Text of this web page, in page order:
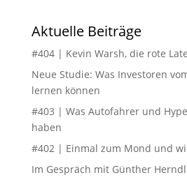
Aktuelle Beiträge
#404 | Kevin Warsh, die rote
Neue Studie: Was Investoren
lernen können
#403 | Was Autofahrer und
haben
#402 | Einmal zum Mond und
Im Gespräch mit Günther